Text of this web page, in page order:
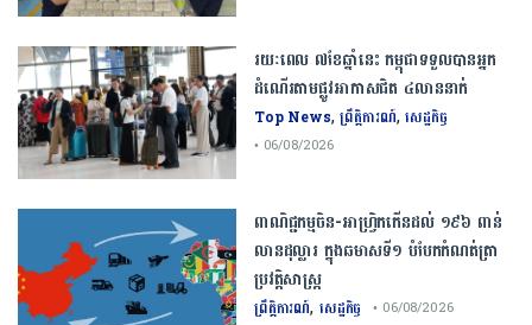
រយៈពេល ៧ខែឆ្នាំនេះ កម្ពុជាទទួលបានអ្នក
ដំណើរតាមផ្លូវអាកាសជិត ៤លាននាក់
Top News,ព្រឹត្តិការណ៍,សេដ្ឋកិច្ច
• 06/08/2026
ពាណិជ្ជកម្ម​ចិន​-​អាហ្វ្រិក​កើន​ដល់​ ​១៩៦​ ​ពាន់​
លាន​ដុល្លារ​ ក្នុង​ឆមាស​ទី​១​ ​បំបែក​កំណត់ត្រា​
ប្រវត្តិសាស្ត្រ​
ព្រឹត្តិការណ៍, សេដ្ឋកិច្ច • 06/08/2026